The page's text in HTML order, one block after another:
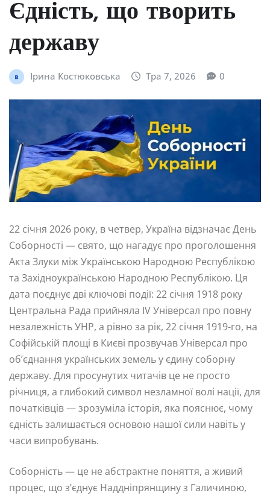
Єдність, що творить
державу
Ірина Костюковська Тра 7, 2026 0
22 січня 2026 року, в четвер, Україна відзначає День
Соборності — свято, що нагадує про проголошення
Акта Злуки між Українською Народною Республікою
та Західноукраїнською Народною Республікою. Ця
дата поєднує дві ключові події: 22 січня 1918 року
Центральна Рада прийняла IV Універсал про повну
незалежність УНР, а рівно за рік, 22 січня 1919-го, на
Софійській площі в Києві прозвучав Універсал про
об’єднання українських земель у єдину соборну
державу. Для просунутих читачів це не просто
річниця, а глибокий символ незламної волі нації, для
початківців — зрозуміла історія, яка пояснює, чому
єдність залишається основою нашої сили навіть у
часи випробувань.
Соборність — це не абстрактне поняття, а живий
процес, що з’єднує Наддніпрянщину з Галичиною,